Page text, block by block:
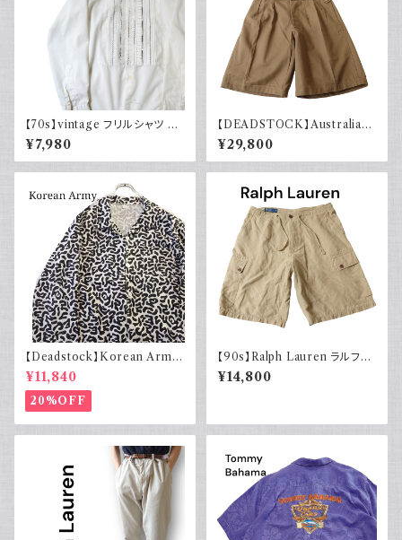
【70s】vintage フリルシャツ ヴ
ィンテージ古着 長袖シャツ ドレ
スシャツ 白 ホワイト系 1970年
代 レトロ
¥7,980
【DEADSTOCK】Australian
army オーストラリア軍 グルカ
ショーツ 40s デッドストック フ
ラッシャー付き ユーロヴィンテ
44年製
¥29,800
【Deadstock】Korean Army
韓国軍 バクテリアカモジャケッ
ト
¥11,840
20%OFF
【90s】Ralph Lauren ラルフロ
ーレン カーゴショーツ シルクリ
ネンコットン イージーパンツ 古
¥14,800